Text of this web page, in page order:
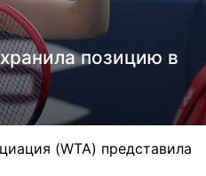
позицию в
(WTA) представила